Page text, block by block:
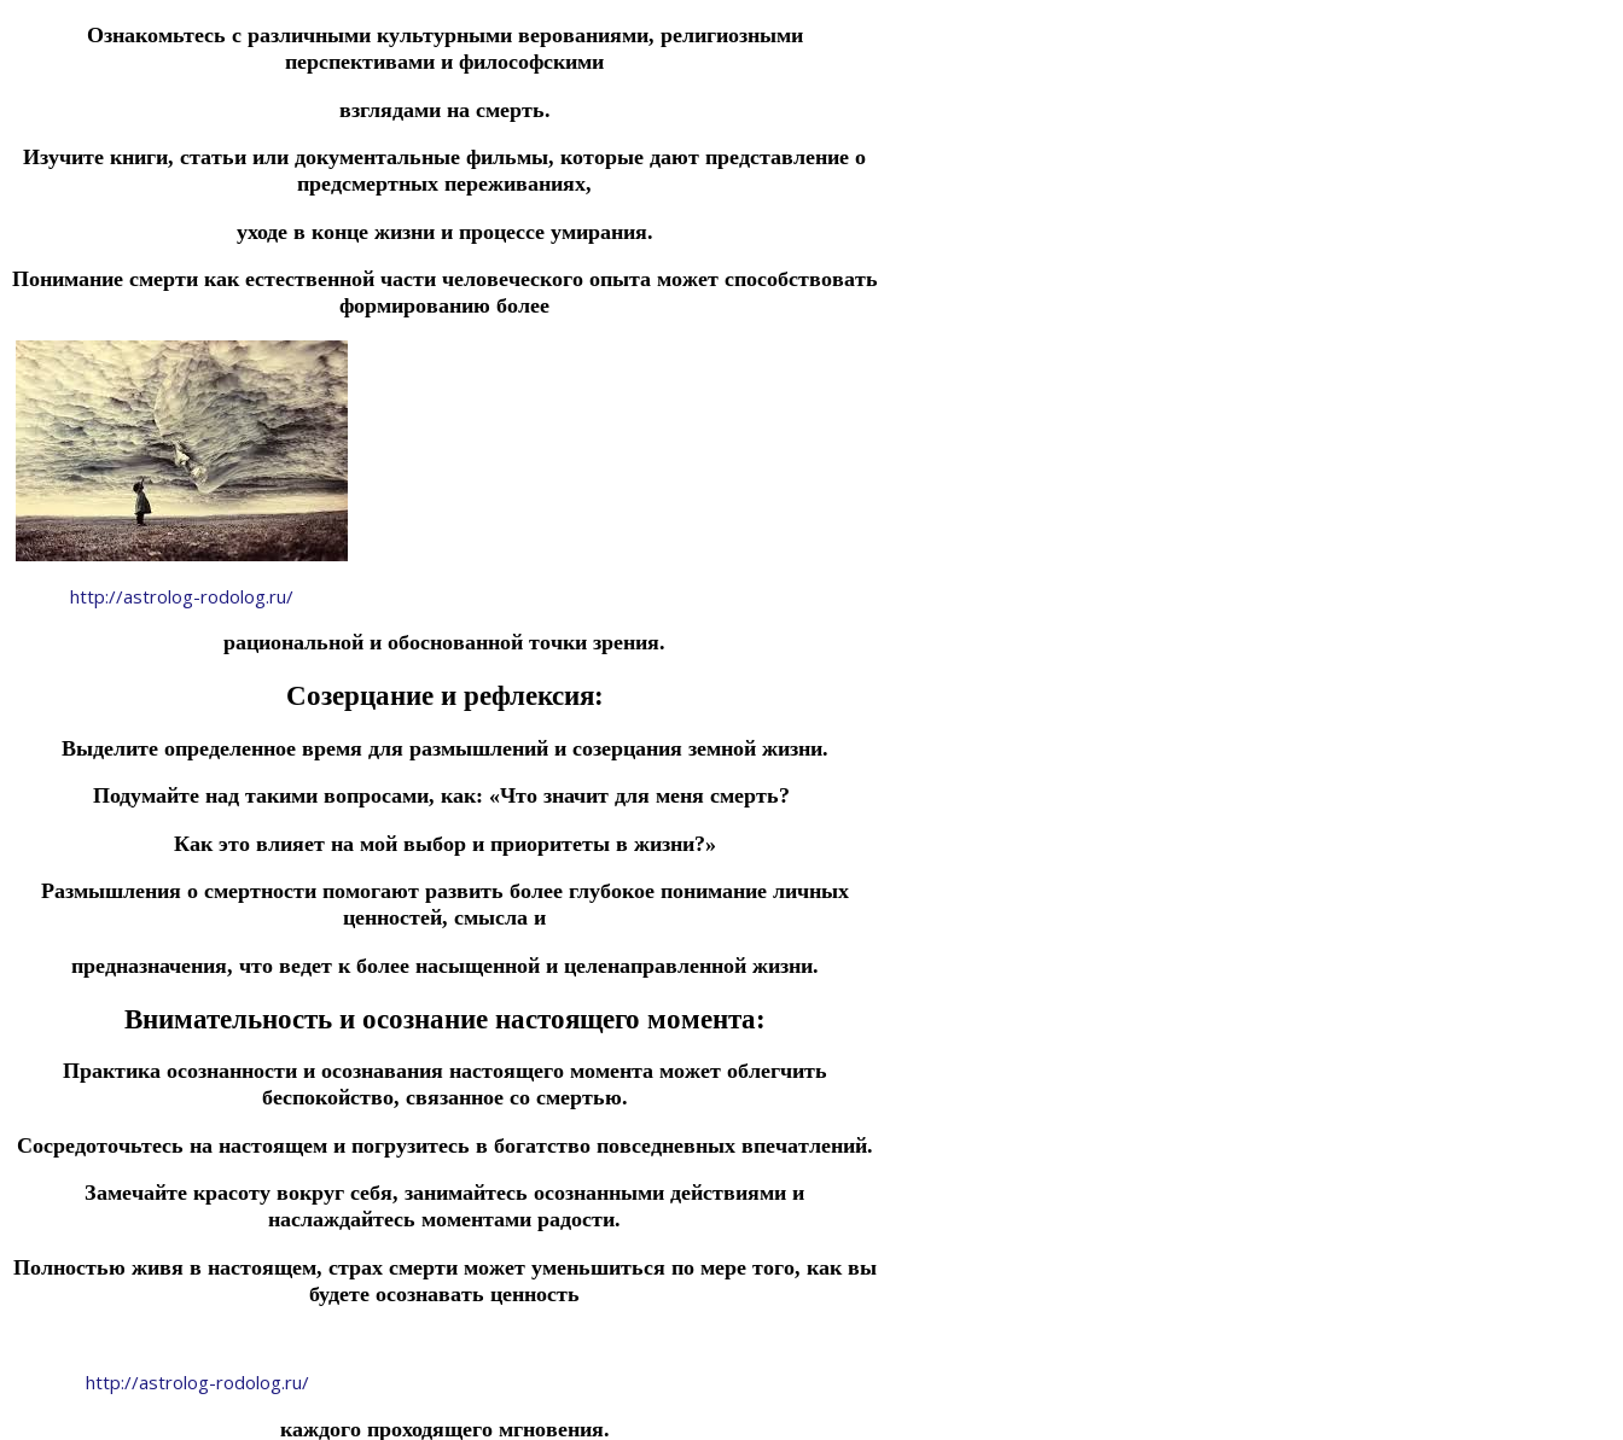
Ознакомьтесь с различными культурными верованиями, религиозными
перспективами и философскими
взглядами на смерть.
Изучите книги, статьи или документальные фильмы, которые дают представление о
предсмертных переживаниях,
уходе в конце жизни и процессе умирания.
Понимание смерти как естественной части человеческого опыта может способствовать
формированию более
http://astrolog-rodolog.ru/
рациональной и обоснованной точки зрения.
Созерцание и рефлексия:
Выделите определенное время для размышлений и созерцания земной жизни.
Подумайте над такими вопросами, как: «Что значит для меня смерть?
Как это влияет на мой выбор и приоритеты в жизни?»
Размышления о смертности помогают развить более глубокое понимание личных
ценностей, смысла и
предназначения, что ведет к более насыщенной и целенаправленной жизни.
Внимательность и осознание настоящего момента:
Практика осознанности и осознавания настоящего момента может облегчить
беспокойство, связанное со смертью.
Сосредоточьтесь на настоящем и погрузитесь в богатство повседневных впечатлений.
Замечайте красоту вокруг себя, занимайтесь осознанными действиями и
наслаждайтесь моментами радости.
Полностью живя в настоящем, страх смерти может уменьшиться по мере того, как вы
будете осознавать ценность
http://astrolog-rodolog.ru/
каждого проходящего мгновения.